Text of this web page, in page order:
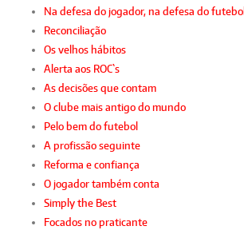
Na defesa do jogador, na defesa do futebol
Reconciliação
Os velhos hábitos
Alerta aos ROC`s
As decisões que contam
O clube mais antigo do mundo
Pelo bem do futebol
A profissão seguinte
Reforma e confiança
O jogador também conta
Simply the Best
Focados no praticante